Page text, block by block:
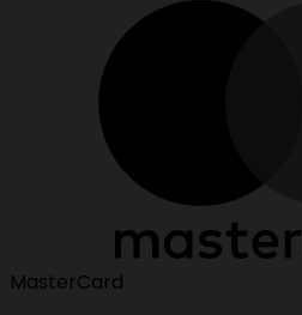
MasterCard